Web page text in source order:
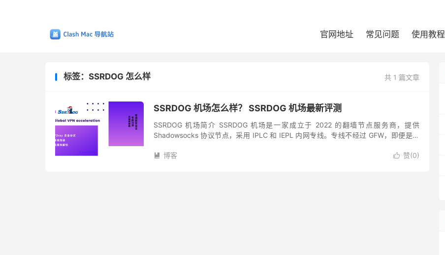
官网地址 常见问题 使用教程
共 1 篇文章
标签：SSRDOG 怎么样
SSRDOG 机场怎么样？ SSRDOG 机场最新评测
SSRDOG 机场简介 SSRDOG 机场是一家成立于 2022 的翻墙节点服务商，提供
Shadowsocks 协议节点，采用 IPLC 和 IEPL 内网专线。专线不经过 GFW，即便是敏
 赞(0)
 博客